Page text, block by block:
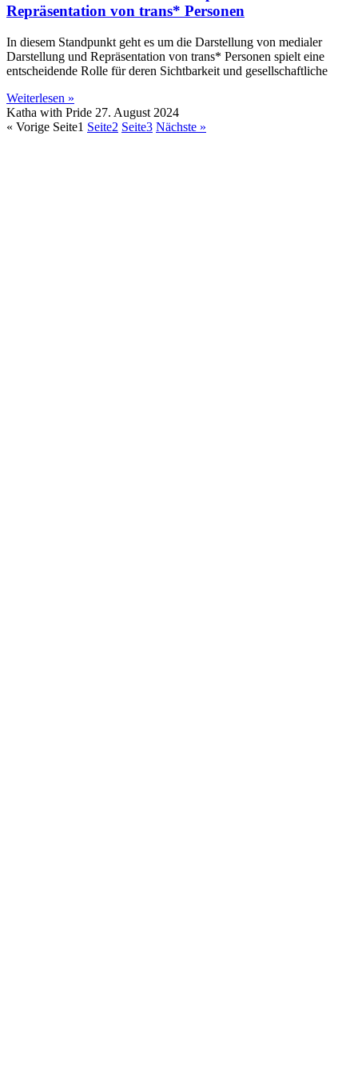
Repräsentation von trans* Personen
In diesem Standpunkt geht es um die Darstellung von medialer
Darstellung und Repräsentation von trans* Personen spielt eine
entscheidende Rolle für deren Sichtbarkeit und gesellschaftliche
Weiterlesen »
Katha with Pride 27. August 2024
« Vorige Seite1 Seite2 Seite3 Nächste »